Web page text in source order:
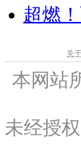
超燃
关
本网站
未经授